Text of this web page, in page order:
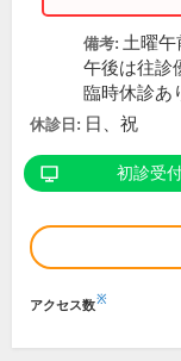
備考: 土曜午
午後は往診
臨時休診あ
休診日: 日、祝
初診受
アクセス数※